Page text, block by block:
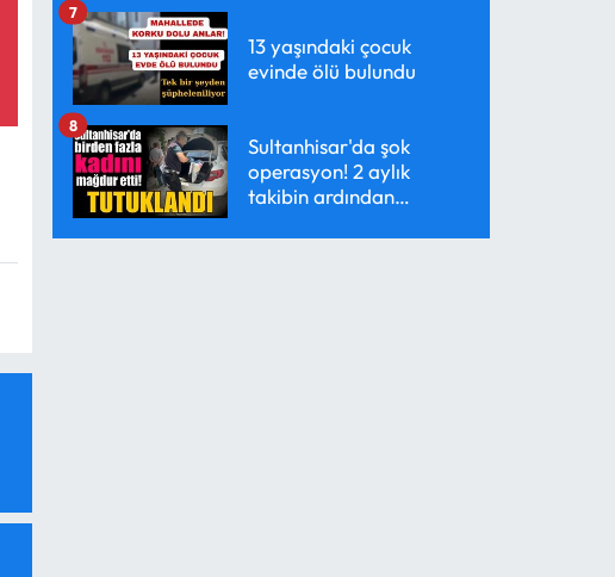
13 yaşındaki çocuk
evinde ölü bulundu
7
Sultanhisar'da şok
operasyon! 2 aylık
takibin ardından
8